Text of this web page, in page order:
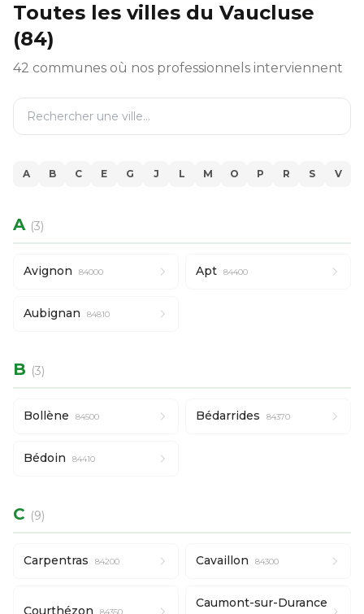
Toutes les villes du Vaucluse
(84)
42 communes où nos professionnels interviennent
A B C E G J L M O P R S V
A (3)
Avignon 84000 Apt 84400
Aubignan 84810
B (3)
Bollène 84500 Bédarrides 84370
Bédoin 84410
C (9)
Carpentras 84200 Cavaillon 84300
Courthézon
Caumont-sur-Durance